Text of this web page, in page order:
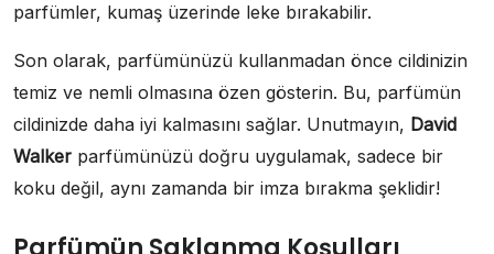
parfümler, kumaş üzerinde leke bırakabilir.
Son olarak, parfümünüzü kullanmadan önce cildinizin
temiz ve nemli olmasına özen gösterin. Bu, parfümün
cildinizde daha iyi kalmasını sağlar. Unutmayın, David
Walker parfümünüzü doğru uygulamak, sadece bir
koku değil, aynı zamanda bir imza bırakma şeklidir!